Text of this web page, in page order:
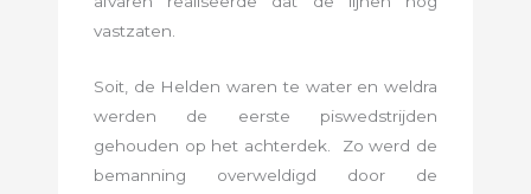
vastzaten.
Soit, de Helden waren te water en weldra
werden de eerste piswedstrijden
gehouden op het achterdek. Zo werd de
bemanning overweldigd door de